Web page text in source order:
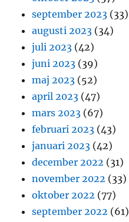
september 2023 (33)
augusti 2023 (34)
juli 2023 (42)
juni 2023 (39)
maj 2023 (52)
april 2023 (47)
mars 2023 (67)
februari 2023 (43)
januari 2023 (42)
december 2022 (31)
november 2022 (33)
oktober 2022 (77)
september 2022 (61)